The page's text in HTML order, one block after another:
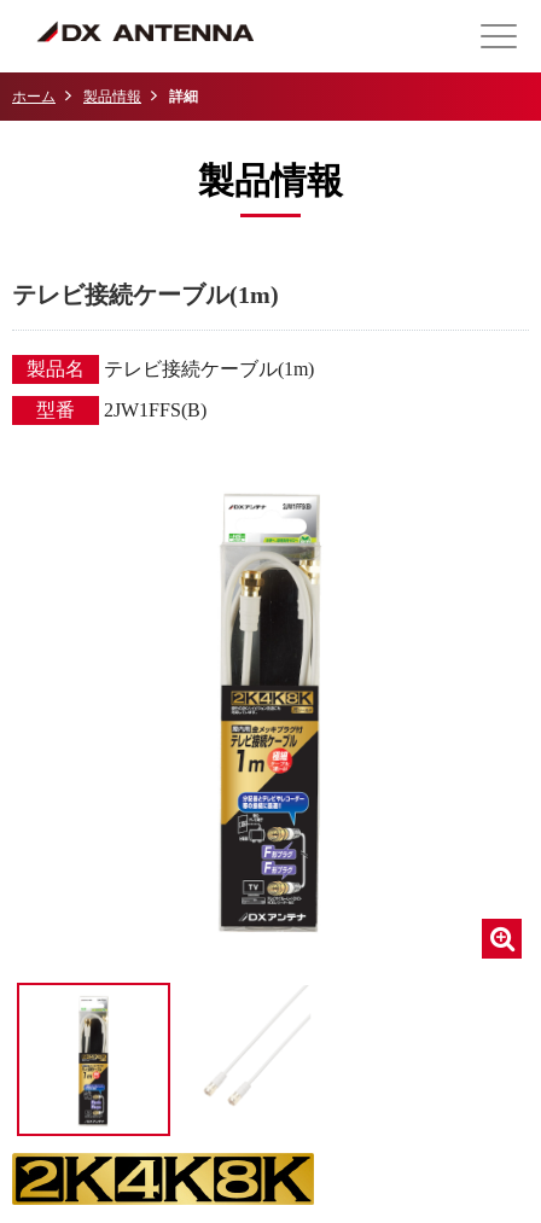
ホーム 製品情報 詳細
製品情報
テレビ接続ケーブル(1m)
製品名
テレビ接続ケーブル(1m)
型番
2JW1FFS(B)